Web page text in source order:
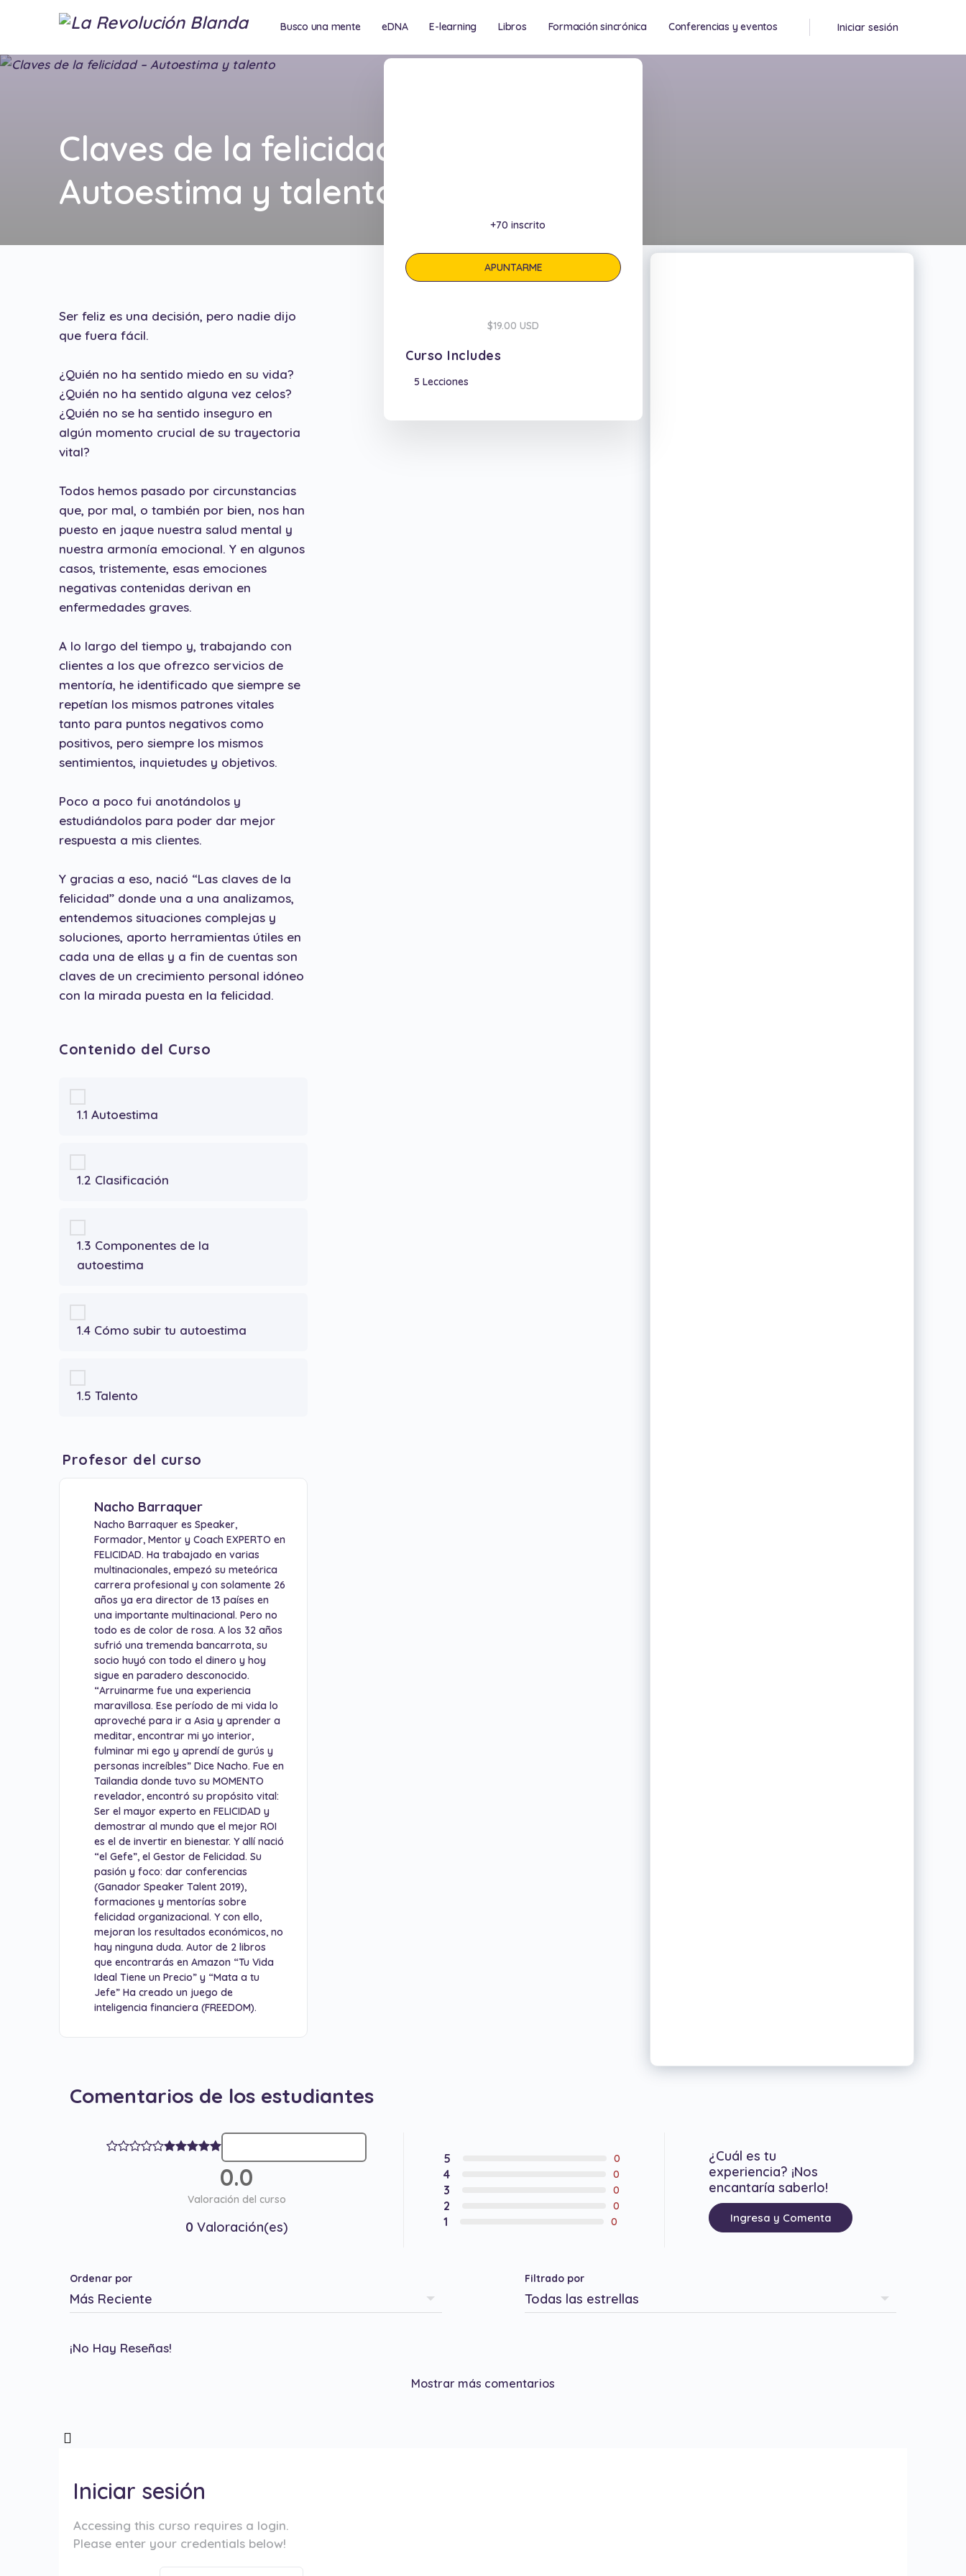
Busco una mente eDNA E-learning Libros Formación sincrónica Conferencias y eventos Iniciar sesión
Claves de la felicidad –
Autoestima y talento
Ser feliz es una decisión, pero nadie dijo
que fuera fácil.
¿Quién no ha sentido miedo en su vida?
¿Quién no ha sentido alguna vez celos?
¿Quién no se ha sentido inseguro en
algún momento crucial de su trayectoria
vital?
Todos hemos pasado por circunstancias
que, por mal, o también por bien, nos han
puesto en jaque nuestra salud mental y
nuestra armonía emocional. Y en algunos
casos, tristemente, esas emociones
negativas contenidas derivan en
enfermedades graves.
A lo largo del tiempo y, trabajando con
clientes a los que ofrezco servicios de
mentoría, he identificado que siempre se
repetían los mismos patrones vitales
tanto para puntos negativos como
positivos, pero siempre los mismos
sentimientos, inquietudes y objetivos.
Poco a poco fui anotándolos y
estudiándolos para poder dar mejor
respuesta a mis clientes.
Y gracias a eso, nació “Las claves de la
felicidad” donde una a una analizamos,
entendemos situaciones complejas y
soluciones, aporto herramientas útiles en
cada una de ellas y a fin de cuentas son
claves de un crecimiento personal idóneo
con la mirada puesta en la felicidad.
Contenido del Curso
1.1 Autoestima
1.2 Clasificación
1.3 Componentes de la
autoestima
1.4 Cómo subir tu autoestima
1.5 Talento
Profesor del curso
Nacho Barraquer
Nacho Barraquer es Speaker,
Formador, Mentor y Coach EXPERTO en
FELICIDAD. Ha trabajado en varias
multinacionales, empezó su meteórica
carrera profesional y con solamente 26
años ya era director de 13 países en
una importante multinacional. Pero no
todo es de color de rosa. A los 32 años
sufrió una tremenda bancarrota, su
socio huyó con todo el dinero y hoy
sigue en paradero desconocido.
“Arruinarme fue una experiencia
maravillosa. Ese período de mi vida lo
aproveché para ir a Asia y aprender a
meditar, encontrar mi yo interior,
fulminar mi ego y aprendí de gurús y
personas increíbles” Dice Nacho. Fue en
Tailandia donde tuvo su MOMENTO
revelador, encontró su propósito vital:
Ser el mayor experto en FELICIDAD y
demostrar al mundo que el mejor ROI
es el de invertir en bienestar. Y allí nació
“el Gefe”, el Gestor de Felicidad. Su
pasión y foco: dar conferencias
(Ganador Speaker Talent 2019),
formaciones y mentorías sobre
felicidad organizacional. Y con ello,
mejoran los resultados económicos, no
hay ninguna duda. Autor de 2 libros
que encontrarás en Amazon “Tu Vida
Ideal Tiene un Precio” y “Mata a tu
Jefe” Ha creado un juego de
inteligencia financiera (FREEDOM).
+70 inscrito
APUNTARME
$19.00 USD
Curso Includes
5 Lecciones
Comentarios de los estudiantes
0.0
Valoración del curso
0 Valoración(es)
5 0
4 0
3 0
2 0
1 0
¿Cuál es tu
experiencia? ¡Nos
encantaría saberlo!
Ingresa y Comenta
Ordenar por Filtrado por
¡No Hay Reseñas!
Mostrar más comentarios
Iniciar sesión
Accessing this curso requires a login.
Please enter your credentials below!